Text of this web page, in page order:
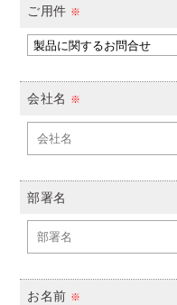
ご用件 ※
会社名 ※
部署名
お名前 ※